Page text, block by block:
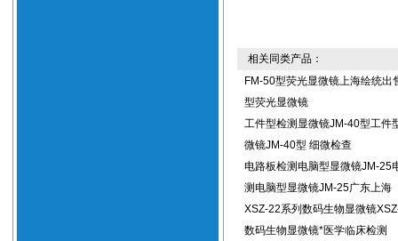
相关同类产品：
FM-50型荧光显微镜上海绘统出
型荧光显微镜
工件型检测显微镜JM-40型工件
微镜JM-40型 细微检查
电路板检测电脑型显微镜JM-25
测电脑型显微镜JM-25广东上海
XSZ-22系列数码生物显微镜
数码生物显微镜*医学临床检测